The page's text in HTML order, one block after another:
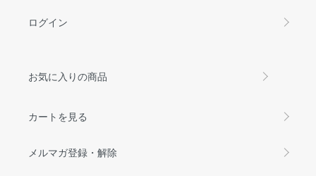
ログイン
お気に入りの商品
カートを見る
メルマガ登録・解除